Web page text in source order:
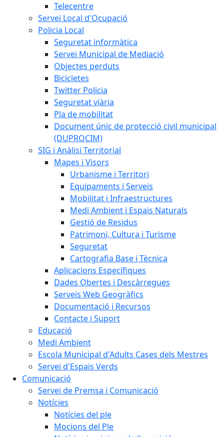
Telecentre
Servei Local d'Ocupació
Policia Local
Seguretat informàtica
Servei Municipal de Mediació
Objectes perduts
Bicicletes
Twitter Policia
Seguretat viària
Pla de mobilitat
Document únic de protecció civil municipal
(DUPROCIM)
SIG i Anàlisi Territorial
Mapes i Visors
Urbanisme i Territori
Equipaments i Serveis
Mobilitat i Infraestructures
Medi Ambient i Espais Naturals
Gestió de Residus
Patrimoni, Cultura i Turisme
Seguretat
Cartografia Base i Tècnica
Aplicacions Específiques
Dades Obertes i Descàrregues
Serveis Web Geogràfics
Documentació i Recursos
Contacte i Suport
Educació
Medi Ambient
Escola Municipal d'Adults Cases dels Mestres
Servei d'Espais Verds
Comunicació
Servei de Premsa i Comunicació
Notícies
Notícies del ple
Mocions del Ple